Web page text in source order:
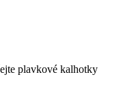
plavkové kalhotky